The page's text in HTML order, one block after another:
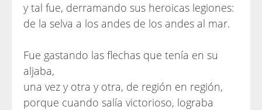
y tal fue, derramando sus heroicas legiones:
de la selva a los andes de los andes al mar.
Fue gastando las flechas que tenía en su
aljaba,
una vez y otra y otra, de región en región,
porque cuando salía victorioso, lograba